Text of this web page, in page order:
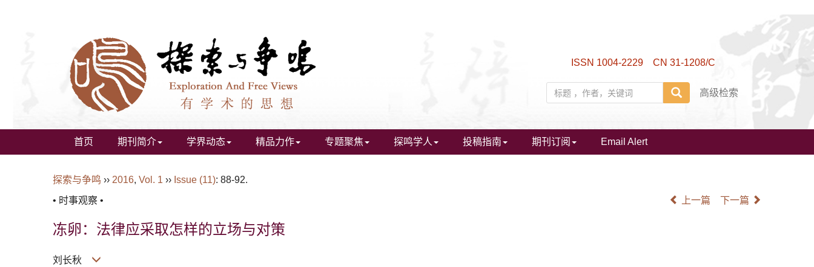
ISSN 1004-2229 CN 31-1208/C
高级检索
首页 期刊简介 学界动态 精品力作 专题聚焦 探鸣学人 投稿指南 期刊订阅 Email Alert
探索与争鸣 ›› 2016, Vol. 1 ›› Issue (11): 88-92.
• 时事观察 •
上一篇 下一篇
冻卵：法律应采取怎样的立场与对策
刘长秋